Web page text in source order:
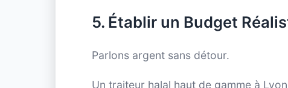
5. Établir un Budget
Parlons argent sans détour.
Un traiteur halal haut de gamme à